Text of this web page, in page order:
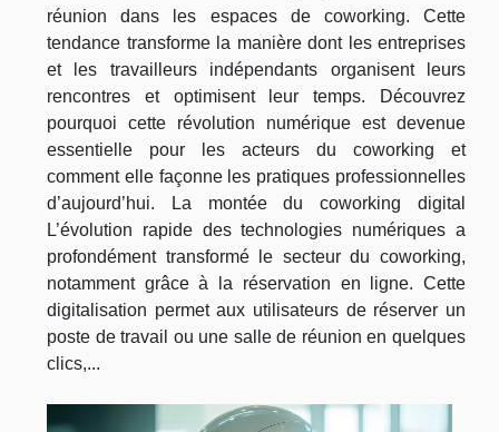
réunion dans les espaces de coworking. Cette
tendance transforme la manière dont les entreprises
et les travailleurs indépendants organisent leurs
rencontres et optimisent leur temps. Découvrez
pourquoi cette révolution numérique est devenue
essentielle pour les acteurs du coworking et
comment elle façonne les pratiques professionnelles
d’aujourd’hui. La montée du coworking digital
L’évolution rapide des technologies numériques a
profondément transformé le secteur du coworking,
notamment grâce à la réservation en ligne. Cette
digitalisation permet aux utilisateurs de réserver un
poste de travail ou une salle de réunion en quelques
clics,...